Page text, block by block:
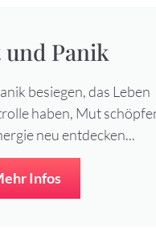
und Panik
besiegen, das Leben
haben, Mut
neu entdecken...
Infos